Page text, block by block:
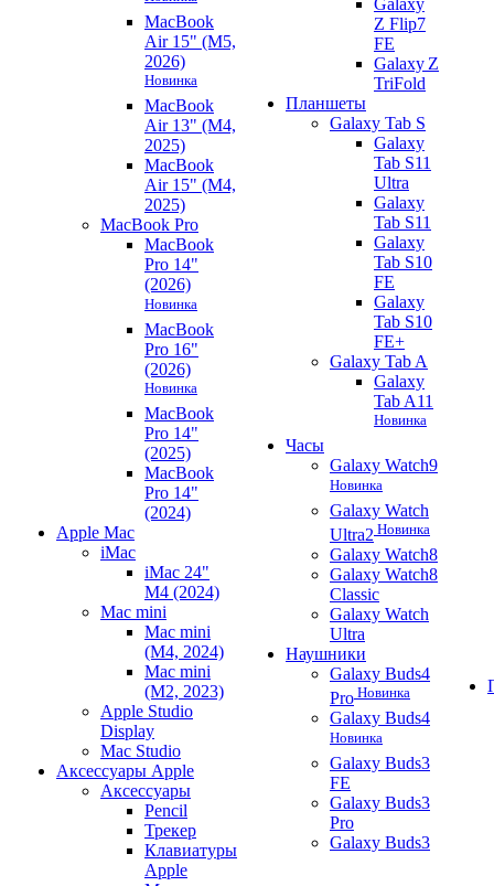
MacBook
Air 15" (M5,
2026)
Новинка
MacBook
Air 13" (M4,
2025)
MacBook
Air 15" (M4,
2025)
MacBook Pro
MacBook
Pro 14"
(2026)
Новинка
MacBook
Pro 16"
(2026)
Новинка
MacBook
Pro 14"
(2025)
MacBook
Pro 14"
(2024)
Apple Mac
iMac
iMac 24"
M4 (2024)
Mac mini
Mac mini
(M4, 2024)
Mac mini
(M2, 2023)
Apple Studio
Display
Mac Studio
Аксессуары Apple
Аксессуары
Pencil
Трекер
Клавиатуры
Apple
Galaxy
Z Flip7
FE
Galaxy Z
TriFold
Планшеты
Galaxy Tab S
Galaxy
Tab S11
Ultra
Galaxy
Tab S11
Galaxy
Tab S10
FE
Galaxy
Tab S10
FE+
Galaxy Tab A
Galaxy
Tab A11
Новинка
Часы
Galaxy Watch9
Новинка
Galaxy Watch
Ultra2 Новинка
Galaxy Watch8
Galaxy Watch8
Classic
Galaxy Watch
Ultra
Наушники
Galaxy Buds4
Pro Новинка
Galaxy Buds4
Новинка
Galaxy Buds3
FE
Galaxy Buds3
Pro
Galaxy Buds3